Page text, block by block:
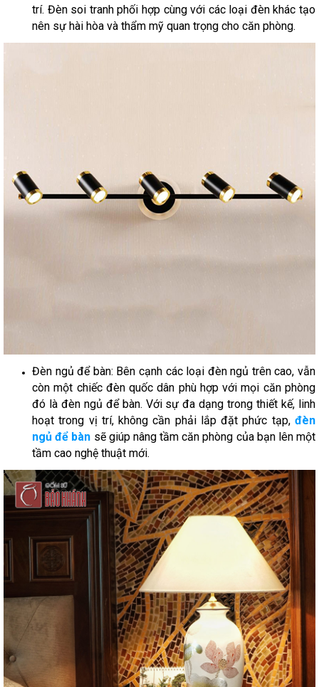
trí. Đèn soi tranh phối hợp cùng với các loại đèn khác tạo
nên sự hài hòa và thẩm mỹ quan trọng cho căn phòng.
Đèn ngủ để bàn: Bên cạnh các loại đèn ngủ trên cao, vẫn
còn một chiếc đèn quốc dân phù hợp với mọi căn phòng
đó là đèn ngủ để bàn. Với sự đa dạng trong thiết kế, linh
hoạt trong vị trí, không cần phải lắp đặt phức tạp, đèn
ngủ để bàn sẽ giúp nâng tầm căn phòng của bạn lên một
tầm cao nghệ thuật mới.